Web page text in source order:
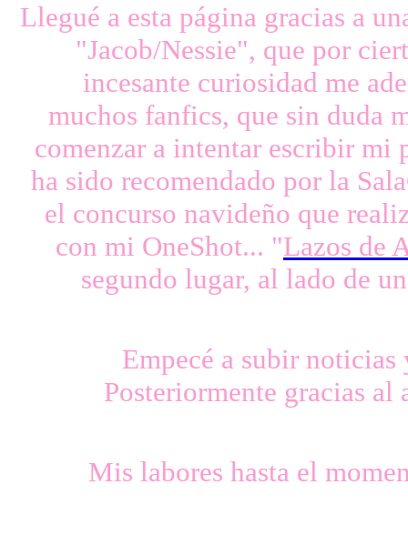
Llegué a esta página gracias a
"Jacob/Nessie", que por
incesante curiosidad me
muchos fanfics, que sin duda
comenzar a intentar escribir
ha sido recomendado por la
el concurso navideño que
con mi OneShot... "Lazos de
segundo lugar, al lado de
Empecé a subir
Posteriormente gracias
Mis labores hasta el